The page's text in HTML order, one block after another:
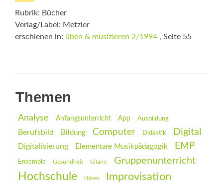
Rubrik: Bücher
Verlag/Label: Metzler
erschienen in: üben & musizieren 2/1994 , Seite 55
Themen
Analyse Anfangsunterricht App Ausbildung
Berufsbild Bildung Computer Didaktik Digital
Digitalisierung Elementare Musikpädagogik EMP
Ensemble Gesundheit Gitarre Gruppenunterricht
Hochschule Hören Improvisation